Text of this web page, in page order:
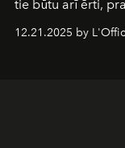
tie būtu arī ērti,
piedzīvojumos.
12.21.2025 by